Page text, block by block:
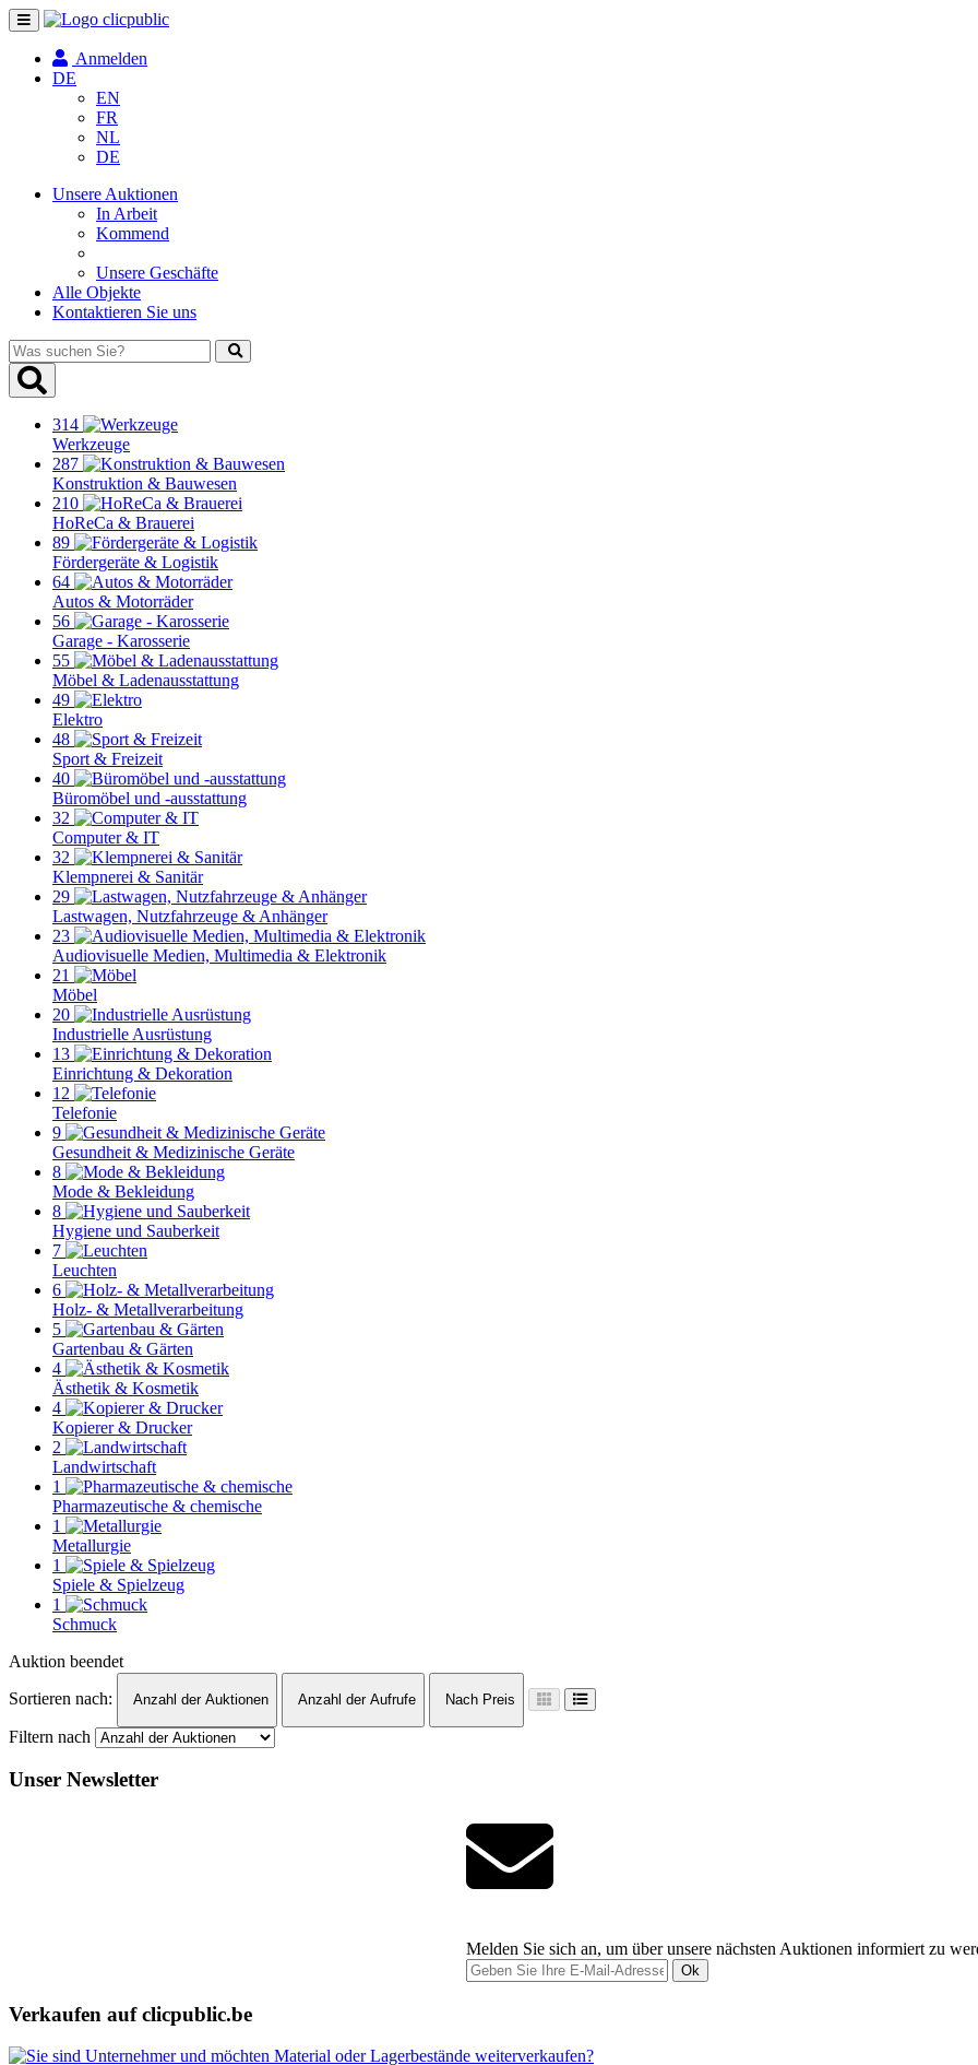
Navigation
umschalten
Anmelden
DE
EN
FR
NL
DE
Unsere Auktionen
In Arbeit
Kommend
Unsere Geschäfte
Alle Objekte
Kontaktieren Sie uns
Was
suchen
Sie?
314
Werkzeuge
287
Konstruktion & Bauwesen
210
HoReCa & Brauerei
89
Fördergeräte & Logistik
64
Autos & Motorräder
56
Garage - Karosserie
55
Möbel & Ladenausstattung
49
Elektro
48
Sport & Freizeit
40
Büromöbel und -ausstattung
32
Computer & IT
32
Klempnerei & Sanitär
29
Lastwagen, Nutzfahrzeuge & Anhänger
23
Audiovisuelle Medien, Multimedia & Elektronik
21
Möbel
20
Industrielle Ausrüstung
13
Einrichtung & Dekoration
12
Telefonie
9
Gesundheit & Medizinische Geräte
8
Mode & Bekleidung
8
Hygiene und Sauberkeit
7
Leuchten
6
Holz- & Metallverarbeitung
5
Gartenbau & Gärten
4
Ästhetik & Kosmetik
4
Kopierer & Drucker
2
Landwirtschaft
1
Pharmazeutische & chemische
1
Metallurgie
1
Spiele & Spielzeug
1
Schmuck
Auktion beendet
Sortieren nach:
Anzahl der Auktionen Anzahl der Aufrufe Nach Preis
Filtern nach
Unser Newsletter
Melden Sie sich an, um über unsere nächsten Auktionen informiert zu
Ok
Verkaufen auf clicpublic.be